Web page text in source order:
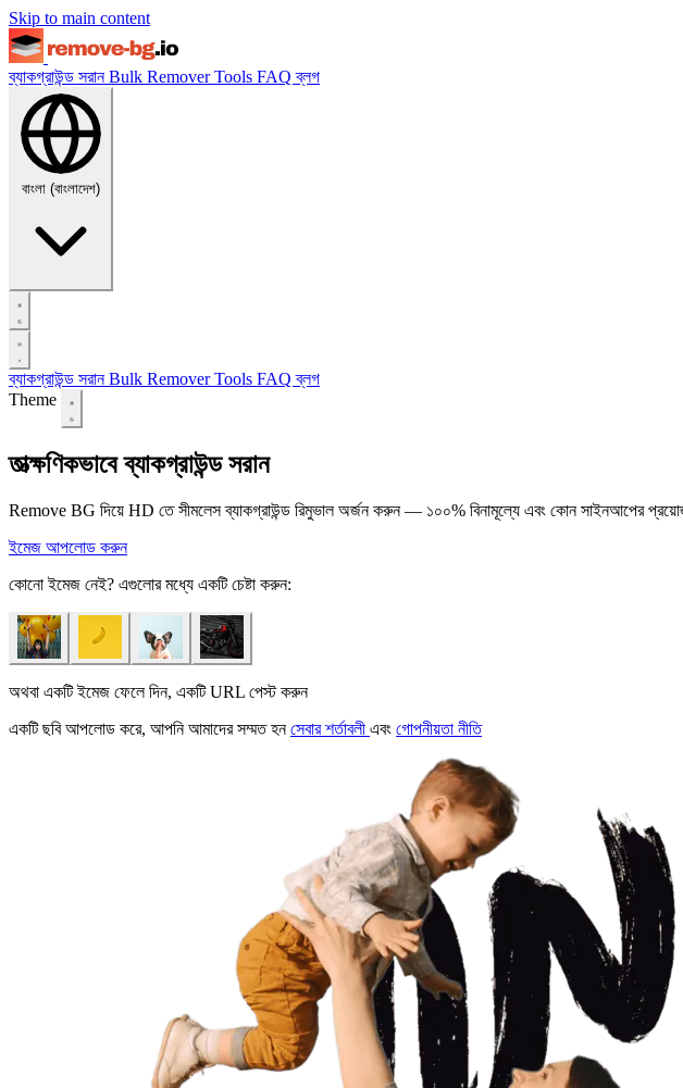
Skip to main content
ব্যাকগ্রাউন্ড সরানBulk RemoverTools FAQব্লগ
বাংলা (বাংলাদেশ)
ব্যাকগ্রাউন্ড সরানBulk RemoverTools FAQব্লগ
Theme
তাত্ক্ষণিকভাবে ব্যাকগ্রাউন্ড সরান
Remove BG দিয়ে HD তে সীমলেস ব্যাকগ্রাউন্ড রিমুভাল অর্জন করুন — ১০০% বিনামূল্যে এবং কোন সাইনআপের
ইমেজ আপলোড করুন
কোনো ইমেজ নেই? এগুলোর মধ্যে একটি চেষ্টা করুন:
অথবা একটি ইমেজ ফেলে দিন, একটি URL পেস্ট করুন
একটি ছবি আপলোড করে, আপনি আমাদের সম্মত হনসেবার শর্তাবলী এবং গোপনীয়তা নীতি